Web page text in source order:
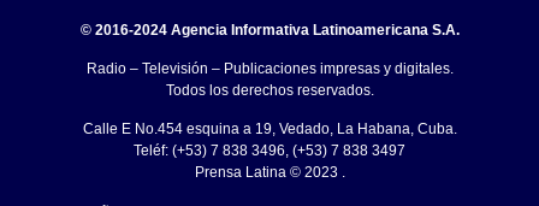
© 2016-2024 Agencia Informativa Latinoamericana S.A.
Radio – Televisión – Publicaciones impresas y digitales.
Todos los derechos reservados.
Calle E No.454 esquina a 19, Vedado, La Habana, Cuba.
Teléf: (+53) 7 838 3496, (+53) 7 838 3497
Prensa Latina © 2023 .